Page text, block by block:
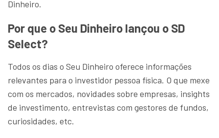
Dinheiro.
Por que o Seu Dinheiro lançou o SD
Select?
Todos os dias o Seu Dinheiro oferece informações
relevantes para o investidor pessoa física. O que mexe
com os mercados, novidades sobre empresas, insights
de investimento, entrevistas com gestores de fundos,
curiosidades, etc.